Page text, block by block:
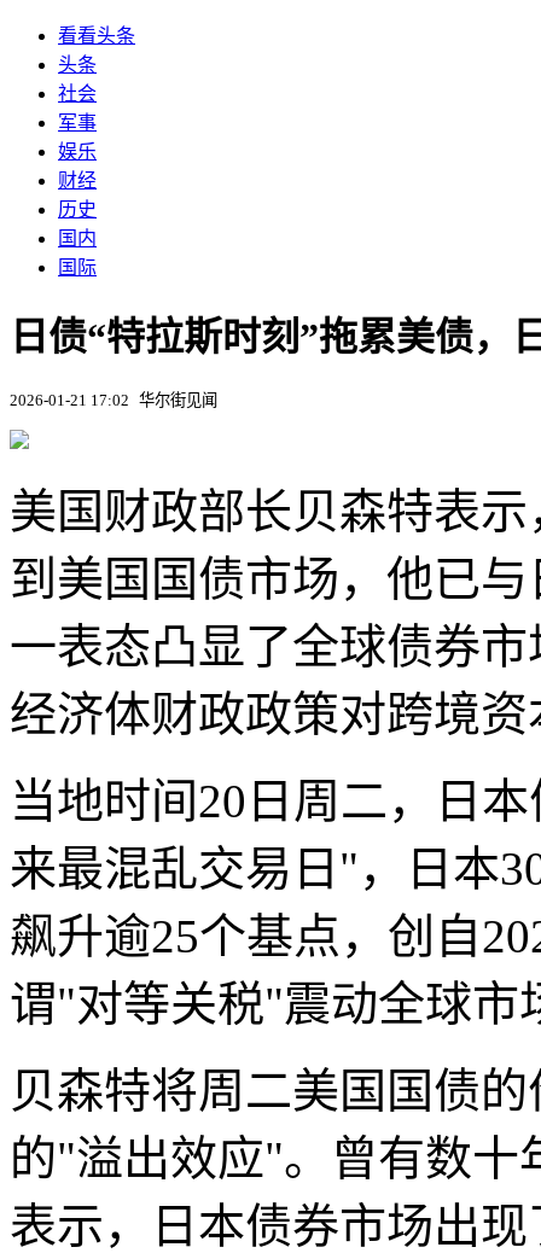
看看头条
头条
社会
军事
娱乐
财经
历史
国内
国际
日债“特拉斯时刻”拖累美债，
2026-01-21 17:02 华尔街见闻
美国财政部长贝森特表
到美国国债市场，他已
一表态凸显了全球债券
经济体财政政策对跨境
当地时间20日周二，日
来最混乱交易日"，日本
飙升逾25个基点，创自
谓"对等关税"震动全球市
贝森特将周二美国国债
的"溢出效应"。曾有数十
表示，日本债券市场出